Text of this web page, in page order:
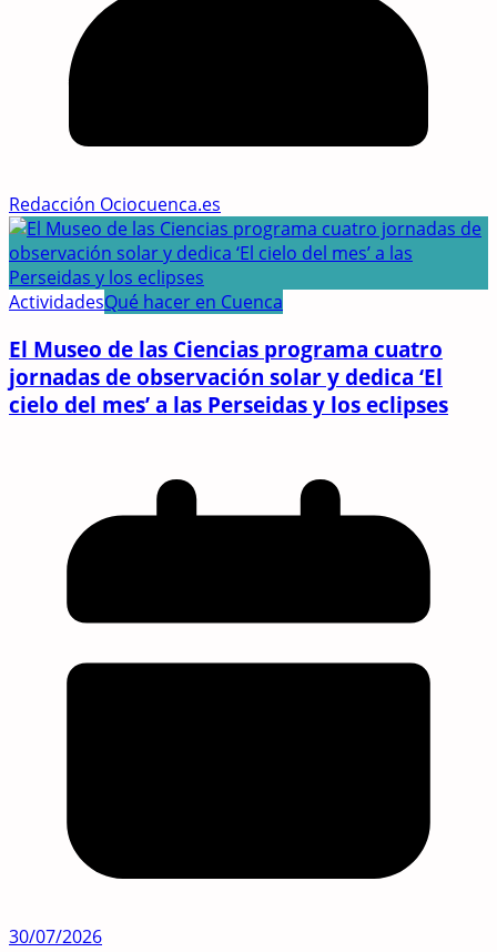
Redacción Ociocuenca.es
ActividadesQué hacer en Cuenca
El Museo de las Ciencias programa cuatro
jornadas de observación solar y dedica ‘El
cielo del mes’ a las Perseidas y los eclipses
30/07/2026